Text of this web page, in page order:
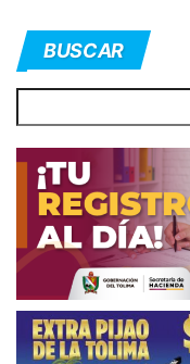
BUSCAR